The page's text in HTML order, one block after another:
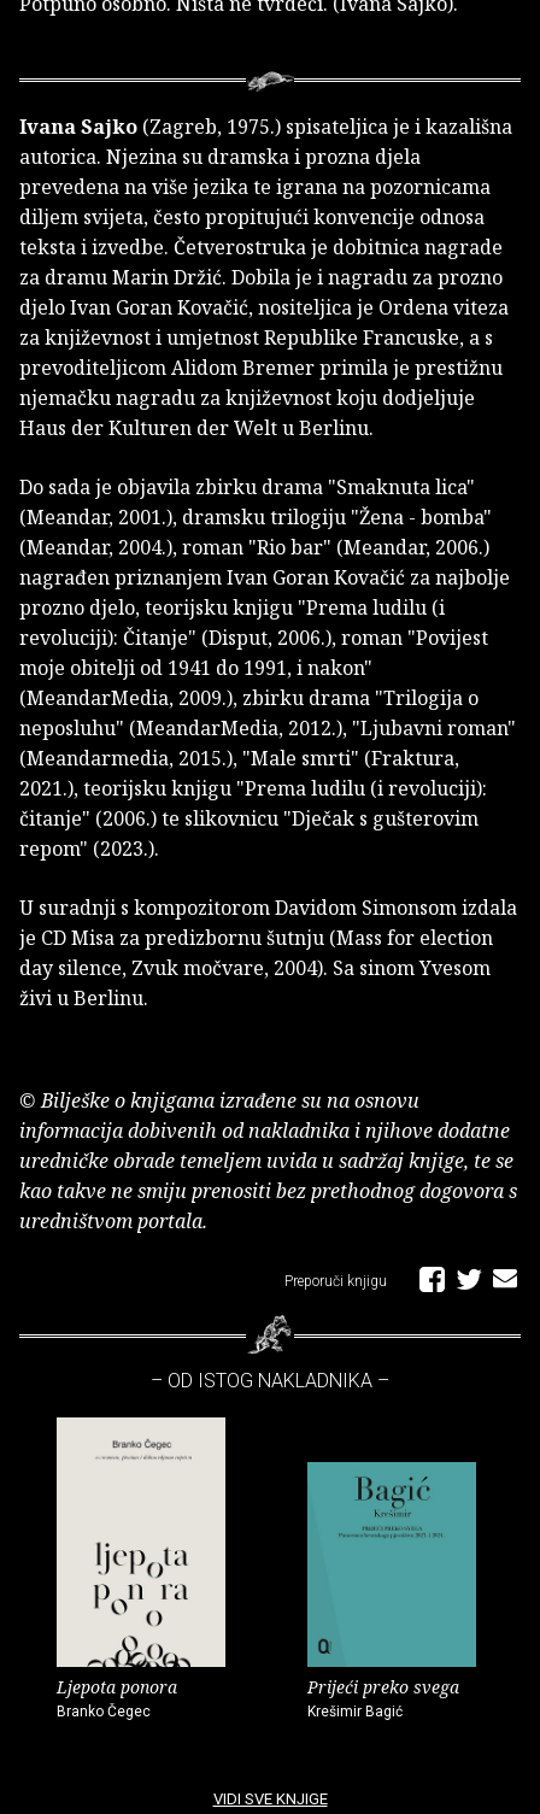
Ivana Sajko (Zagreb, 1975.) spisateljica je i kazališna
autorica. Njezina su dramska i prozna djela
prevedena na više jezika te igrana na pozornicama
diljem svijeta, često propitujući konvencije odnosa
teksta i izvedbe. Četverostruka je dobitnica nagrade
za dramu Marin Držić. Dobila je i nagradu za prozno
djelo Ivan Goran Kovačić, nositeljica je Ordena viteza
za književnost i umjetnost Republike Francuske, a s
prevoditeljicom Alidom Bremer primila je prestižnu
njemačku nagradu za književnost koju dodjeljuje
Haus der Kulturen der Welt u Berlinu.
Do sada je objavila zbirku drama "Smaknuta lica"
(Meandar, 2001.), dramsku trilogiju "Žena - bomba"
(Meandar, 2004.), roman "Rio bar" (Meandar, 2006.)
nagrađen priznanjem Ivan Goran Kovačić za najbolje
prozno djelo, teorijsku knjigu "Prema ludilu (i
revoluciji): Čitanje" (Disput, 2006.), roman "Povijest
moje obitelji od 1941 do 1991, i nakon"
(MeandarMedia, 2009.), zbirku drama "Trilogija o
neposluhu" (MeandarMedia, 2012.), "Ljubavni roman"
(Meandarmedia, 2015.), "Male smrti" (Fraktura,
2021.), teorijsku knjigu "Prema ludilu (i revoluciji):
čitanje" (2006.) te slikovnicu "Dječak s gušterovim
repom" (2023.).
U suradnji s kompozitorom Davidom Simonsom izdala
je CD Misa za predizbornu šutnju (Mass for election
day silence, Zvuk močvare, 2004). Sa sinom Yvesom
živi u Berlinu.
© Bilješke o knjigama izrađene su na osnovu
informacija dobivenih od nakladnika i njihove dodatne
uredničke obrade temeljem uvida u sadržaj knjige, te se
kao takve ne smiju prenositi bez prethodnog dogovora s
uredništvom portala.
Preporuči knjigu
– OD ISTOG NAKLADNIKA –
Ljepota ponora
Branko Čegec
Prijeći preko svega
Krešimir Bagić
VIDI SVE KNJIGE